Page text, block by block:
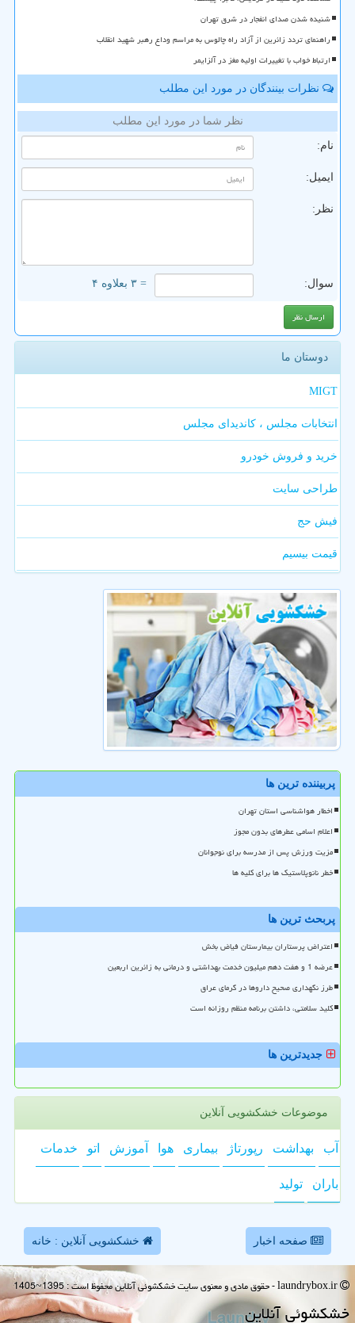
شنیده شدن صدای انفجار در شرق تهران
راهنمای تردد زائرین از آزاد راه چالوس به مراسم وداع رهبر شهید انقلاب
ارتباط خواب با تغییرات اولیه مغز در آلزایمر
نظرات بینندگان در مورد این مطلب
نظر شما در مورد این مطلب
نام:
ایمیل:
نظر:
سوال: = ۳ بعلاوه ۴
دوستان ما
MIGT
انتخابات مجلس ، کاندیدای مجلس
خرید و فروش خودرو
طراحی سایت
فیش حج
قیمت بیسیم
پربیننده ترین ها
اخطار هواشناسی استان تهران
اعلام اسامی عطرهای بدون مجوز
مزیت ورزش پس از مدرسه برای نوجوانان
خطر نانوپلاستیک ها برای کلیه ها
پربحث ترین ها
اعتراض پرستاران بیمارستان فیاض بخش
عرضه 1 و هفت دهم میلیون خدمت بهداشتی و درمانی به زائرین اربعین
طرز نگهداری صحیح داروها در گرمای عراق
کلید سلامتی، داشتن برنامه منظم روزانه است
جدیدترین ها
موضوعات خشکشویی آنلاین
آب بهداشت رپورتاژ بیماری هوا آموزش اتو خدمات
باران تولید
صفحه اخبار خشکشویی آنلاین : خانه
خشكشوئی آنلاین